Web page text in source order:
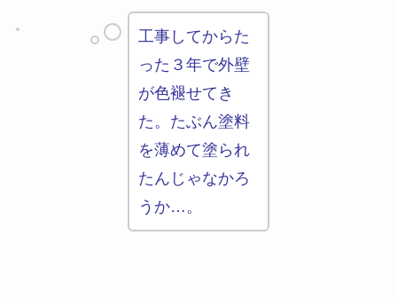
工事してからた
った３年で外壁
が色褪せてき
た。たぶん塗料
を薄めて塗られ
たんじゃなかろ
うか…。